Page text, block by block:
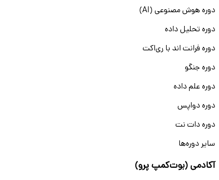
دوره هوش مصنوعی (AI)
دوره تحلیل داده
دوره فرانت اند با ری‌اکت
دوره جنگو
دوره علم داده
دوره دواپس
دوره دات نت
سایر دوره‌ها
آکادمی (بوت‌کمپ پرو)